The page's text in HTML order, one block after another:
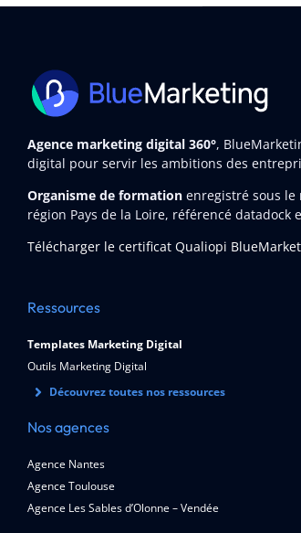
Agence marketing digital 360°,
digital pour servir les ambitions des
Organisme de formation enregistré sous le
région Pays de la Loire, référencé datadock
Télécharger le certificat Qualiopi
Ressources
Templates Marketing Digital
Outils Marketing Digital
Découvrez toutes nos ressources
Nos agences
Agence Nantes
Agence Toulouse
Agence Les Sables d’Olonne – Vendée